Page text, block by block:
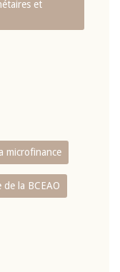
et
microfinance
de la BCEAO